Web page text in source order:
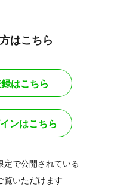
はこちら
はこちら
ンはこちら
定で公開されている
覧いただけます